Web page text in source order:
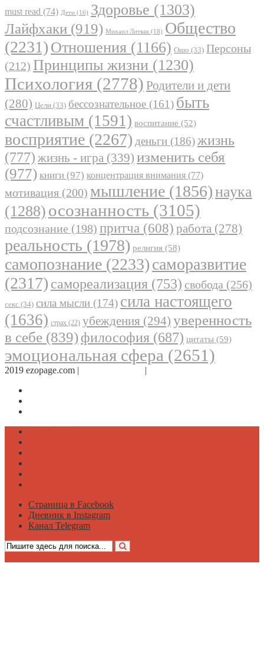
must read (74) Дети (16) Здоровье (1303)
Лайфхаки (919) Михаил Литвак (18) Общество
(2231) Отношения (1166) Ошо (33) Персоны
(212) Принципы жизни (1230)
Психология (2778) Родители и дети
(280) Цели (33) бессознательное (161) быть
счастливым (1591) воспитание (52)
восприятие (2267) деньги (186)жизнь
(777) жизнь - игра (339) изменить себя
(977) книги (97) концентрация внимания (77)
мотивация (200) мышление (1856)наука
(1288) осознанность (3105)
подсознание (198) притча (608) работа (278)
реальность (1978) религия (58)
самопознание (2233)саморазвитие
(2317) самореализация (753) свобода (256)
секс (34) сила мысли (174) сила настоящего
(1636) страх (22) убеждения (294) уверенность
в себе (839) философия (687) цитаты (59)
эмоциональная сфера (2651)
2019 ezopage.com | |
Страница в Facebook
Дневник в Instagram
Канал Telegram